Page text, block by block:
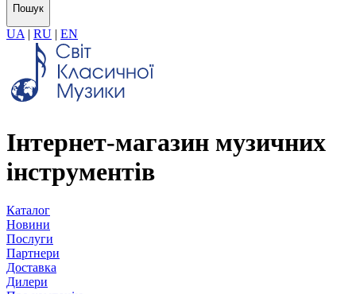
Пошук
UA | RU | EN
Інтернет-магазин музичних
інструментів
Каталог
Новини
Послуги
Партнери
Доставка
Дилери